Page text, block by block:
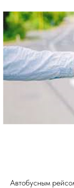
Автобусным